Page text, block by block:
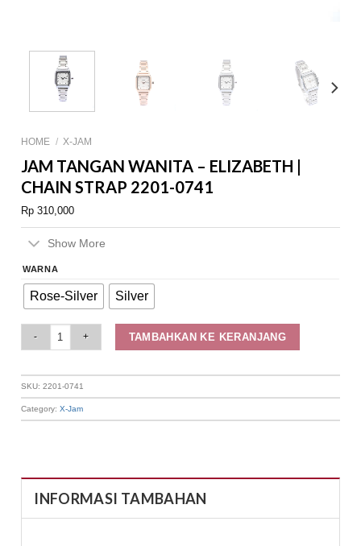
HOME / X-JAM
JAM TANGAN WANITA – ELIZABETH |
CHAIN STRAP 2201-0741
Rp 310,000
Show More
WARNA
Rose-Silver Silver
TAMBAHKAN KE KERANJANG
SKU:2201-0741
Category:X-Jam
INFORMASI TAMBAHAN